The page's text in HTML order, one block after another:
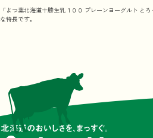
「よつ葉北海道十勝生乳１００ プレーンヨーグルト と
な特長です。